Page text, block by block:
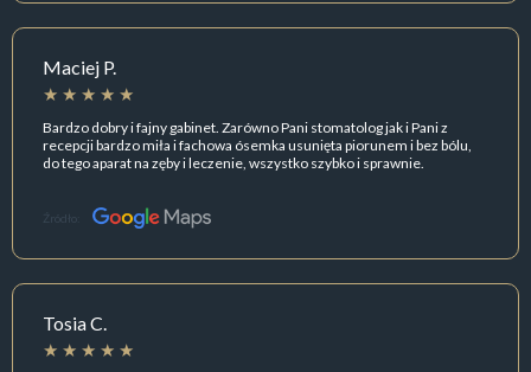
Maciej P.
Bardzo dobry i fajny gabinet. Zarówno Pani stomatolog jak i Pani z
recepcji bardzo miła i fachowa ósemka usunięta piorunem i bez bólu,
do tego aparat na zęby i leczenie, wszystko szybko i sprawnie.
Źródło:
Tosia C.